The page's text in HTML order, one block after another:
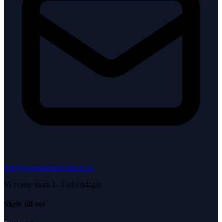
info@svenskahantverkare.se
Vi svarar inom 1–3 arbetsdagar.
Skriv till oss